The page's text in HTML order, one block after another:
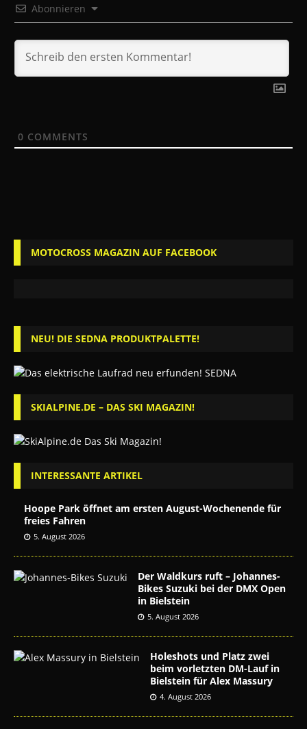
Abonnieren
0 COMMENTS
MOTOCROSS MAGAZIN AUF FACEBOOK
NEU! DIE SEDNA PRODUKTPALETTE!
SKIALPINE.DE – DAS SKI MAGAZIN!
INTERESSANTE ARTIKEL
Hoope Park öffnet am ersten August-Wochenende für
freies Fahren
5. August 2026
Der Waldkurs ruft – Johannes-
Bikes Suzuki bei der DMX Open
in Bielstein
5. August 2026
Holeshots und Platz zwei
beim vorletzten DM-Lauf in
Bielstein für Alex Massury
4. August 2026